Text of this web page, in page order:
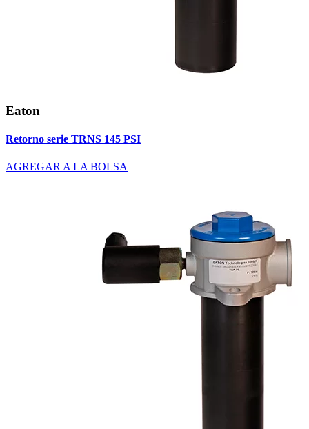
Eaton
Retorno serie TRNS 145 PSI
AGREGAR A LA BOLSA